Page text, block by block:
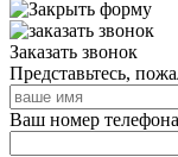
Заказать звонок
Представьтесь,
Ваш номер телефона